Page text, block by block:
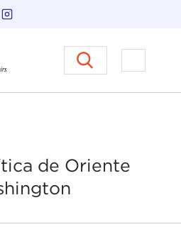
Carnegie Council sobre Ética
Abrir el
de Oriente